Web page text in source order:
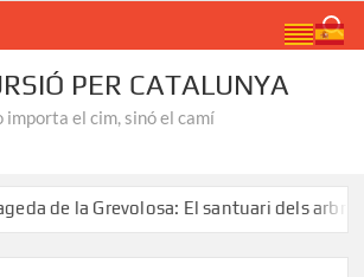
PER CATALUNYA
importa el cim, sinó el camí
la Grevolosa: El santuari dels arbres